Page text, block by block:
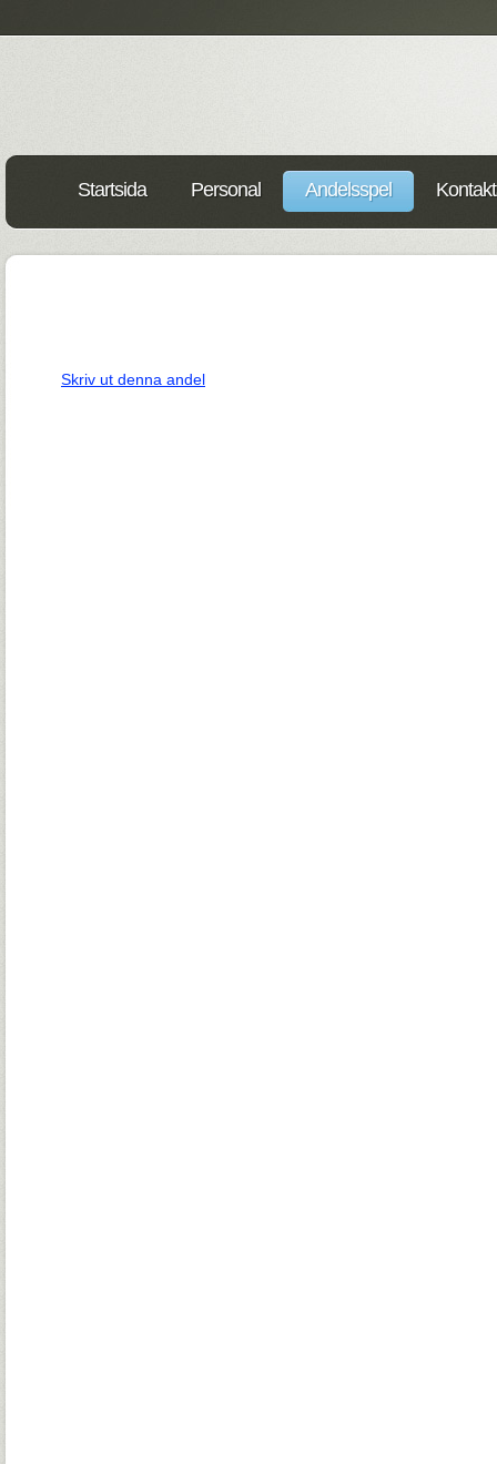
Startsida Personal Andelsspel
Skriv ut denna andel